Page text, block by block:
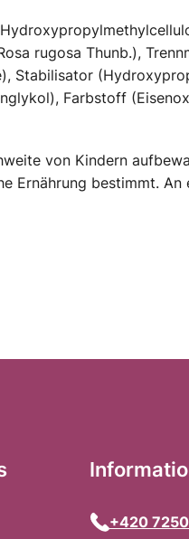
rugosa Thunb.),
Stabilisator
Farbstoff
von Kindern
Ernährung bestimmt. An
+420